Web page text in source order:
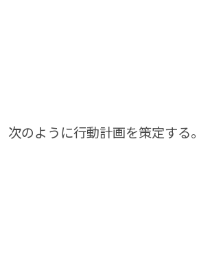
のように行動計画を策定する。